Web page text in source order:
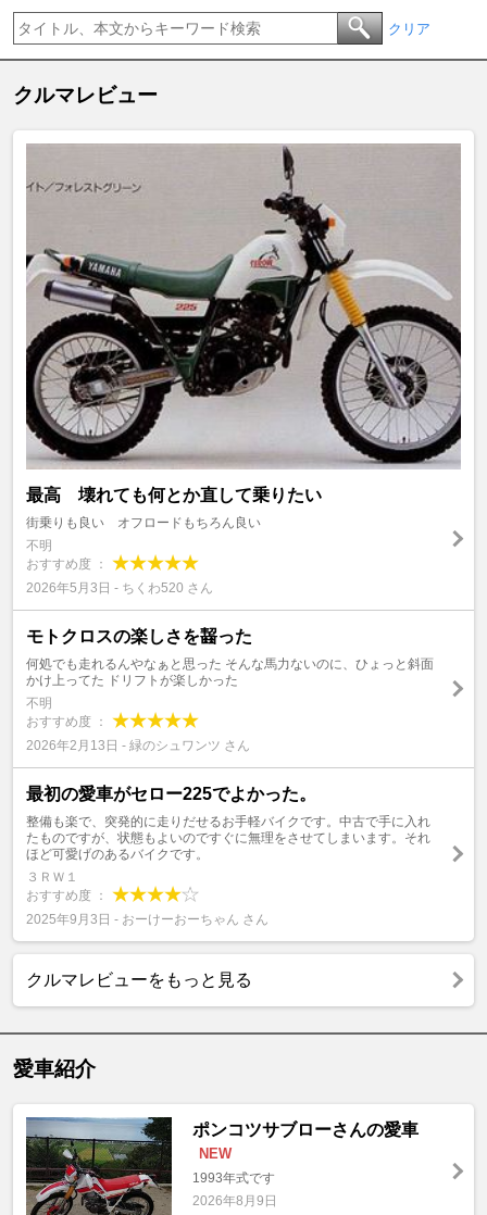
クリア
クルマレビュー
最高 壊れても何とか直して乗りたい
街乗りも良い オフロードもちろん良い
不明
おすすめ度 ：
2026年5月3日 - ちくわ520 さん
モトクロスの楽しさを齧った
何処でも走れるんやなぁと思った そんな馬力ないのに、ひょっと斜面
かけ上ってた ドリフトが楽しかった
不明
おすすめ度 ：
2026年2月13日 - 緑のシュワンツ さん
最初の愛車がセロー225でよかった。
整備も楽で、突発的に走りだせるお手軽バイクです。中古で手に入れ
たものですが、状態もよいのですぐに無理をさせてしまいます。それ
ほど可愛げのあるバイクです。
３ＲＷ１
おすすめ度 ：
2025年9月3日 - おーけーおーちゃん さん
クルマレビューをもっと見る
愛車紹介
ポンコツサブローさんの愛車
NEW
1993年式です
2026年8月9日